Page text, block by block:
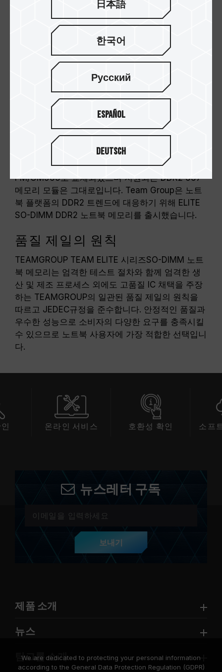
시장 추세에 따라 새로운 트렌드
를 출시
듀얼 코어 기술이 데스크탑 CPU에 도입되면서 노트
북 컴퓨터의 주류 사양인 센트리노(Centrino)도 그
뒤를 따라서 3세대 Napa (개발코드명)에 이어 4세
대 플랫폼 코드명 산타로사(Santa Rosa)도 출시 되
었다. 새로운 Merom 프로세서 외에도 칩셋이
PM/GM965로 교체되었으며 지원되는 DDR2 667
메모리 모듈은 그대로입니다. Team Group은 노트
북 플랫폼의 DDR2 트렌드에 대응하기 위해 ELITE
SO-DIMM DDR2 노트북 메모리를 출시했습니다.
품질 제일의 원칙
TEAMGROUP TEAM ELITE 시리즈SO-DIMM 노트
북 메모리는 엄격한 테스트 절차와 함께 엄격한 생
산 및 제조 프로세스 외에도 고품질 IC 채택을 주장
하는 TEAMGROUP의 일관된 품질 제일의 원칙을
따르고 JEDEC규정을 준수합니다. 안정적인 품질과
우수한 성능으로 소비자의 다양한 요구를 충족시킬
수 있으므로 노트북 사용자에 가장 적합한 선택입니
다.
온라인 서비스 호환성 확인
소프
뉴스레터 구독
보내기
제품 소개
뉴스
팀그룹 소개
日本語
한국어
Русский
Español
Deutsch
We are dedicated to protecting your personal information
according to the General Data Protection Regulation (GDPR)